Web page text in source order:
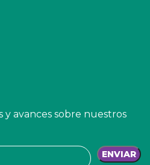
y avances sobre nuestros